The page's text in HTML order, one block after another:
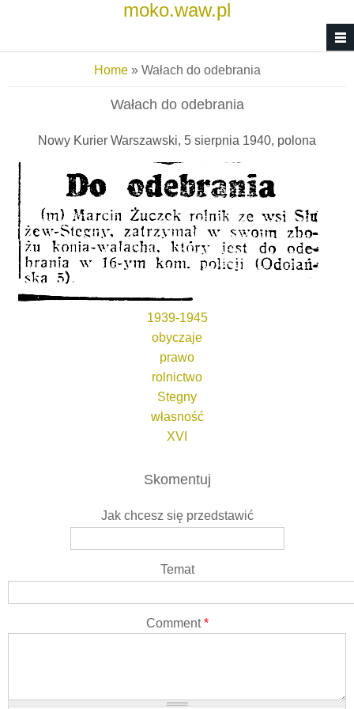
moko.waw.pl
Home» Wałach do odebrania
Wałach do odebrania
Nowy Kurier Warszawski, 5 sierpnia 1940, polona
1939-1945
obyczaje
prawo
rolnictwo
Stegny
własność
XVI
Skomentuj
Jak chcesz się przedstawić
Temat
Comment*